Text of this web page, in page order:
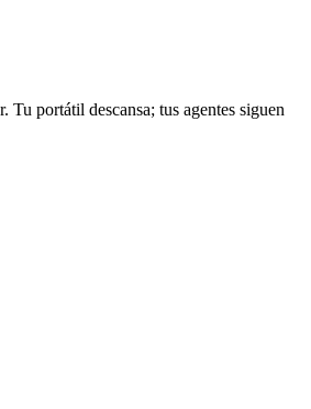
portátil descansa; tus agentes siguen